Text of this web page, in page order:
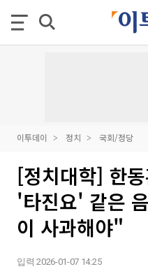
이투데이 정치 국회/정당
[정치대학] 한
'타진요' 같은
이 사과해야"
입력 2026-01-07 14:25